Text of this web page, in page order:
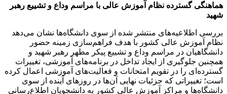
هماهنگی گسترده نظام آموزش عالی با مراسم وداع و تشییع رهبر
شهید
بررسی اطلاعیه‌های منتشر شده از سوی دانشگاه‌ها نشان می‌دهد
نظام آموزش عالی کشور با هدف فراهم‌سازی زمینه حضور
دانشگاهیان در مراسم وداع و تشییع پیکر مطهر رهبر شهید و
همچنین جلوگیری از ایجاد تداخل در برنامه‌های آموزشی، تغییرات
گسترده‌ای را در تقویم امتحانات و فعالیت‌های آموزشی اعمال کرده
است؛ تغییراتی که جزئیات نهایی آن‌ها در روزهای آینده از سوی
دانشگاه‌ها و مراکز آموزش عالی کشور به دانشجویان اطلاع‌رسانی